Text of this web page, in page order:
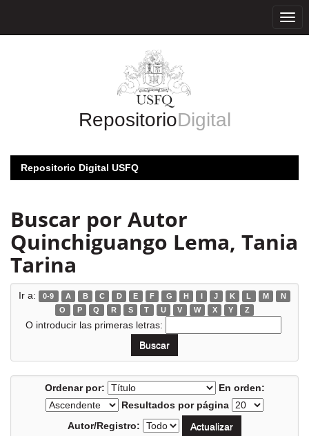
RepositorioDigital
Repositorio Digital USFQ
Buscar por Autor
Quinchiguango Lema, Tania
Tarina
Ir a: 0-9 A B C D E F G H I J K L M
N
O
P Q R S T U V W X Y Z
O introducir las primeras letras:
Ordenar por:
En orden:
Resultados por página
Autor/Registro: